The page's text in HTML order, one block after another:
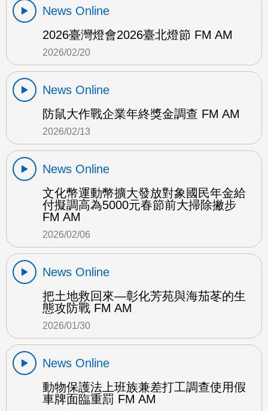
News Online
2026臺灣燈會2026臺北燈節 FM AM
2026/02/20
News Online
防鼠大作戰企業年終獎金調查 FM AM
2026/02/13
News Online
文化幣運動幣擴大發放對象國民年金給
付擬調高為5000元春節前大掃除撇步
FM AM
2026/02/06
News Online
把土地救回來—彰化芳苑與海茄苳的生
態攻防戰 FM AM
2026/01/30
News Online
動物保護法上班族兼差打工調查使用假
車牌面臨重罰 FM AM